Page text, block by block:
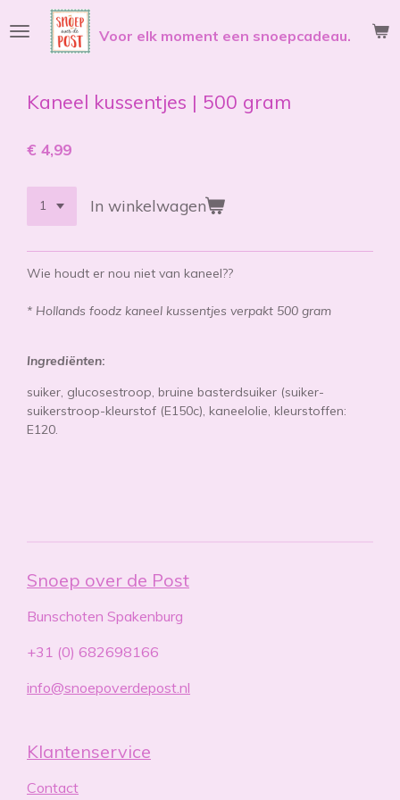
direct
hoofdinhoud
Voor elk moment een snoepcadeau.
Kaneel kussentjes | 500 gram
€ 4,99
In winkelwagen
Wie houdt er nou niet van kaneel??
* Hollands foodz kaneel kussentjes verpakt 500 gram
Ingrediënten:
suiker, glucosestroop, bruine basterdsuiker (suiker-
suikerstroop-kleurstof (E150c), kaneelolie, kleurstoffen:
E120.
Snoep over de Post
Bunschoten Spakenburg
+31 (0) 682698166
info@snoepoverdepost.nl
Klantenservice
Contact